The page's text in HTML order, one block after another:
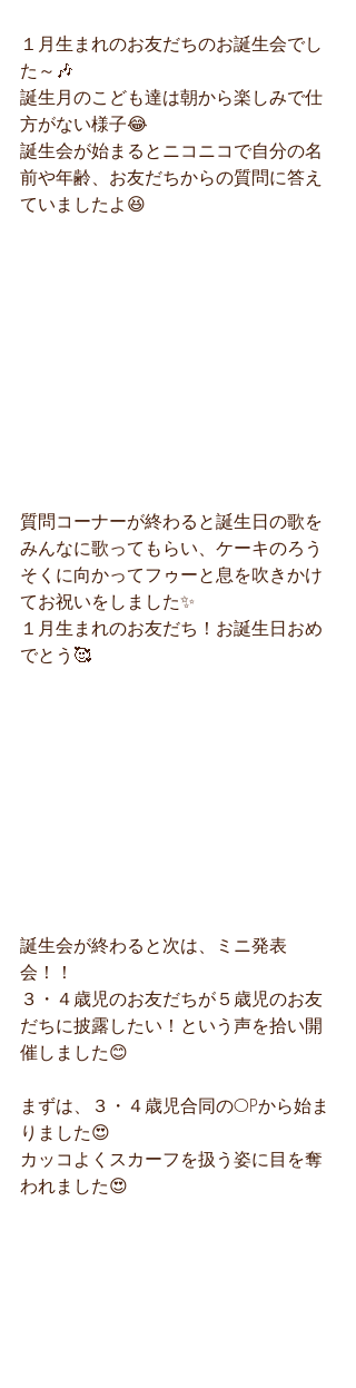
１月生まれのお友だちのお誕生会でし
た～🎶
誕生月のこども達は朝から楽しみで仕
方がない様子😂
誕生会が始まるとニコニコで自分の名
前や年齢、お友だちからの質問に答え
ていましたよ😆
質問コーナーが終わると誕生日の歌を
みんなに歌ってもらい、ケーキのろう
そくに向かってフゥーと息を吹きかけ
てお祝いをしました✨
１月生まれのお友だち！お誕生日おめ
でとう🥰
誕生会が終わると次は、ミニ発表
会！！
３・４歳児のお友だちが５歳児のお友
だちに披露したい！という声を拾い開
催しました😊
まずは、３・４歳児合同のOPから始ま
りました😍
カッコよくスカーフを扱う姿に目を奪
われました😍